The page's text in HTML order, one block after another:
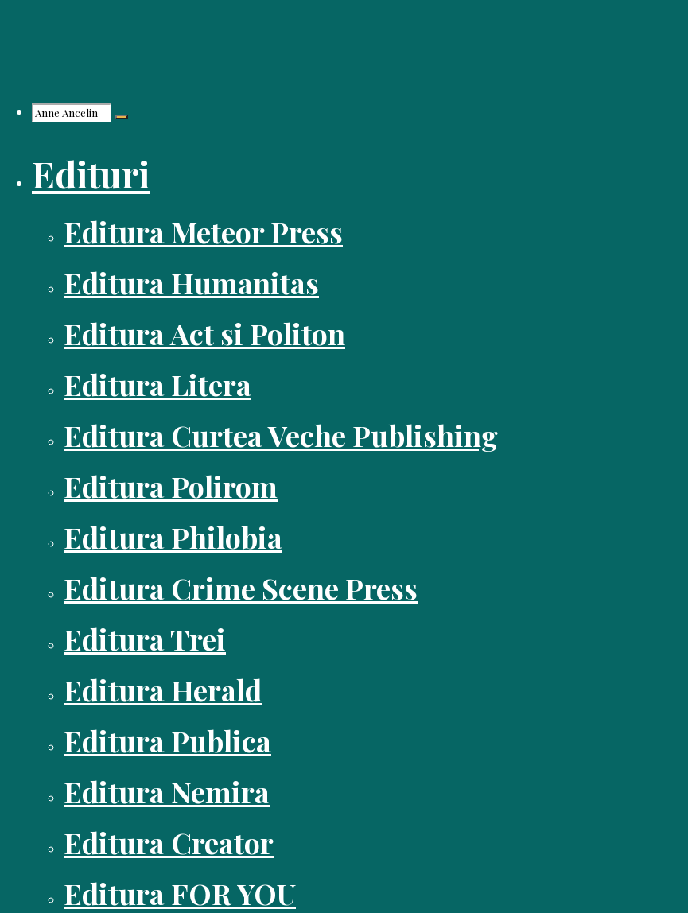
Search
for:
Edituri
Editura Meteor Press
Editura Humanitas
Editura Act si Politon
Editura Litera
Editura Curtea Veche Publishing
Editura Polirom
Editura Philobia
Editura Crime Scene Press
Editura Trei
Editura Herald
Editura Publica
Editura Nemira
Editura Creator
Editura FOR YOU